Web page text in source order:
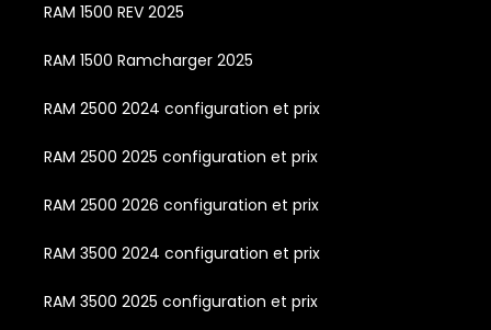
RAM 1500 REV 2025
RAM 1500 Ramcharger 2025
RAM 2500 2024 configuration et prix
RAM 2500 2025 configuration et prix
RAM 2500 2026 configuration et prix
RAM 3500 2024 configuration et prix
RAM 3500 2025 configuration et prix